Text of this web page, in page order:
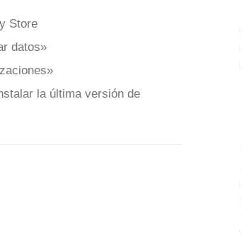
Store
datos»
la última versión de